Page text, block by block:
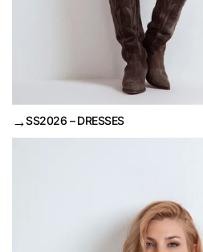
→SS2026 – DRESSES